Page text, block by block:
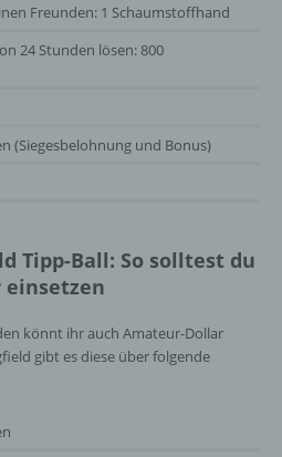
Freunden: 1 Schaumstoffhand
24 Stunden lösen: 800
(Siegesbelohnung und Bonus)
Tipp-Ball: So solltest du
könnt ihr auch Amateur-Dollar
gibt es diese über folgende